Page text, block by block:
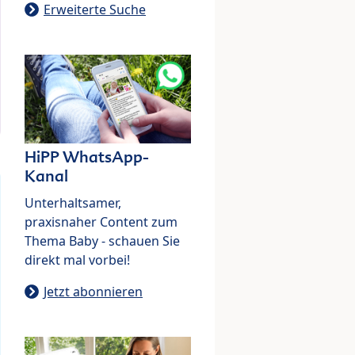
Erweiterte Suche
HiPP WhatsApp-
Kanal
Unterhaltsamer,
praxisnaher Content zum
Thema Baby - schauen Sie
direkt mal vorbei!
Jetzt abonnieren